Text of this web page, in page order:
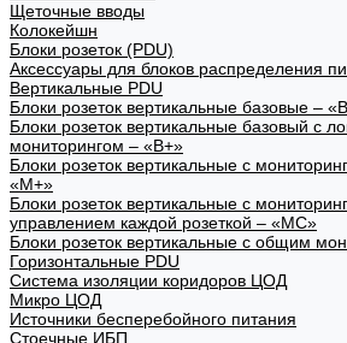
Щеточные вводы
Колокейшн
Блоки розеток (PDU)
Аксессуары для блоков распределения
Вертикальные PDU
Блоки розеток вертикальные базовые –
Блоки розеток вертикальные базовый с
мониторингом – «В+»
Блоки розеток вертикальные с
«М+»
Блоки розеток вертикальные с
управлением каждой розеткой – «МС»
Блоки розеток вертикальные с общим
Горизонтальные PDU
Система изоляции коридоров ЦОД
Микро ЦОД
Источники бесперебойного питания
Стоечные ИБП